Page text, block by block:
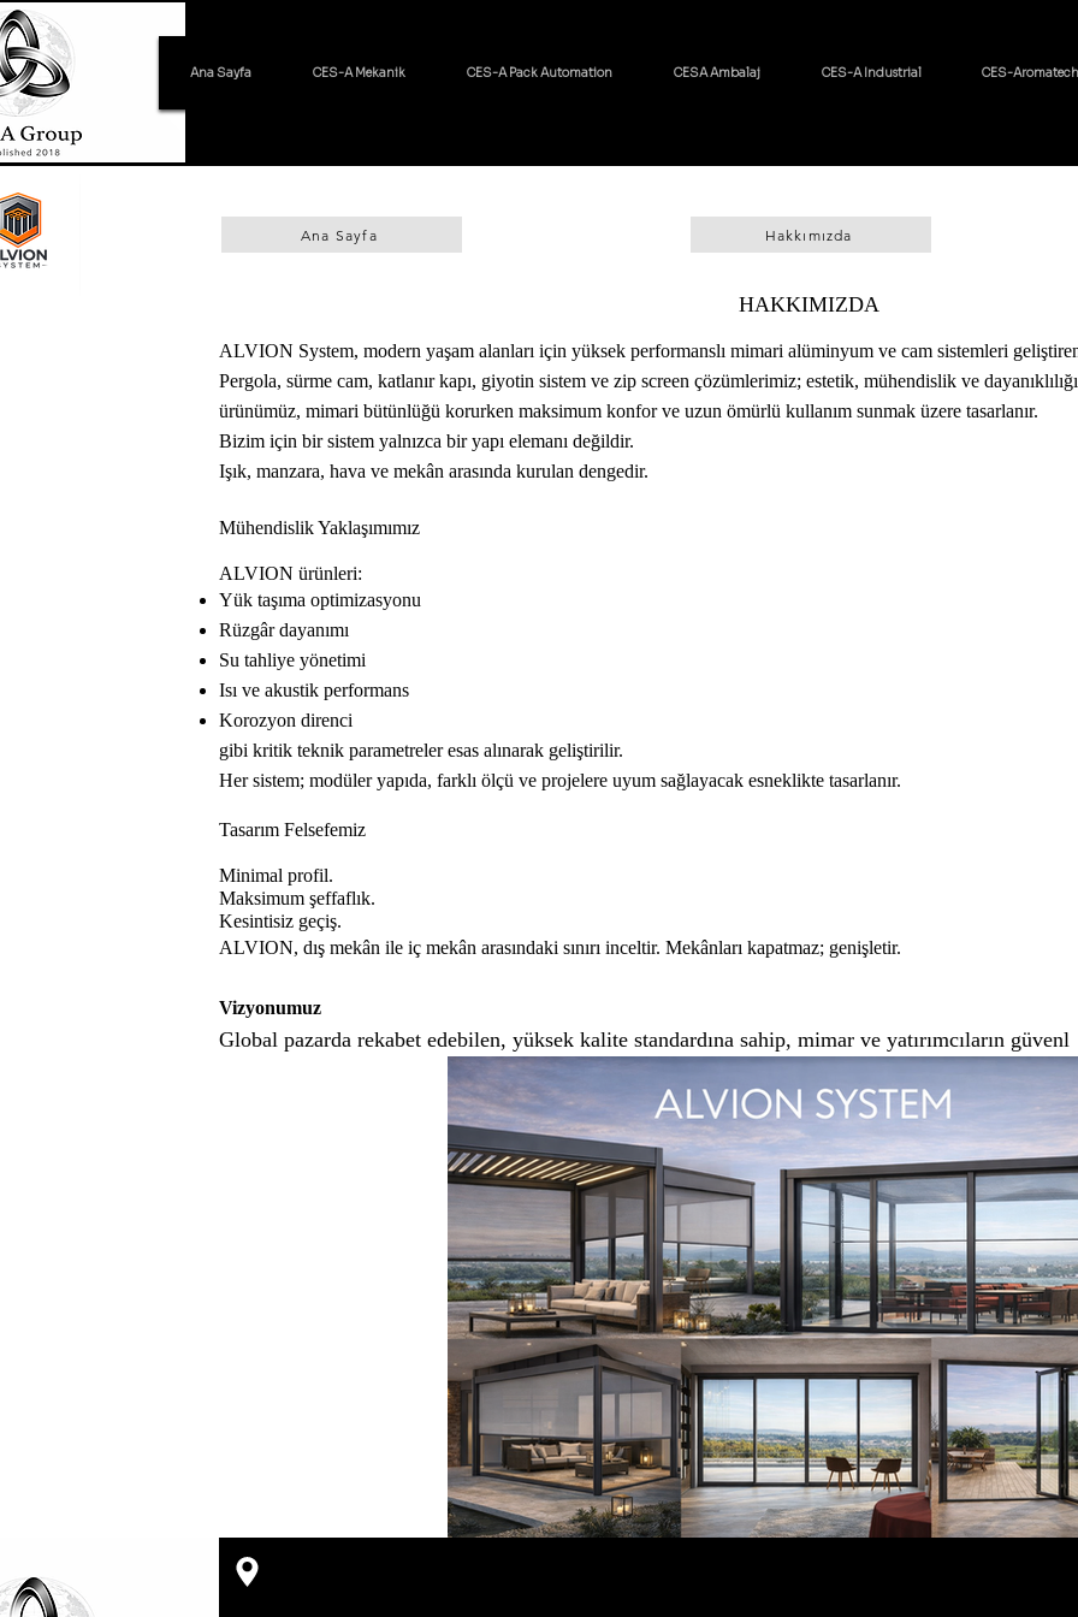
Ana Sayfa CES-A Mekanik CES-A Pack Automation CESA Ambalaj CES-A Industrial CES-Aromatech
Ana Sayfa Hakkımızda
HAKKIMIZDA
ALVION System, modern yaşam alanları için yüksek performanslı mimari alüminyum ve cam sistemleri
Pergola, sürme cam, katlanır kapı, giyotin sistem ve zip screen çözümlerimiz; estetik, mühendislik ve
ürünümüz, mimari bütünlüğü korurken maksimum konfor ve uzun ömürlü kullanım sunmak üzere tasarlanır.
Bizim için bir sistem yalnızca bir yapı elemanı değildir.
Işık, manzara, hava ve mekân arasında kurulan dengedir.
Mühendislik Yaklaşımımız
ALVION ürünleri:
Yük taşıma optimizasyonu
Rüzgâr dayanımı
Su tahliye yönetimi
Isı ve akustik performans
Korozyon direnci
gibi kritik teknik parametreler esas alınarak geliştirilir.
Her sistem; modüler yapıda, farklı ölçü ve projelere uyum sağlayacak esneklikte tasarlanır.
Tasarım Felsefemiz
Minimal profil.
Maksimum şeffaflık.
Kesintisiz geçiş.
ALVION, dış mekân ile iç mekân arasındaki sınırı inceltir. Mekânları kapatmaz; genişletir.
Vizyonumuz
Global pazarda rekabet edebilen, yüksek kalite standardına sahip, mimar ve yatırımcıların güvenl